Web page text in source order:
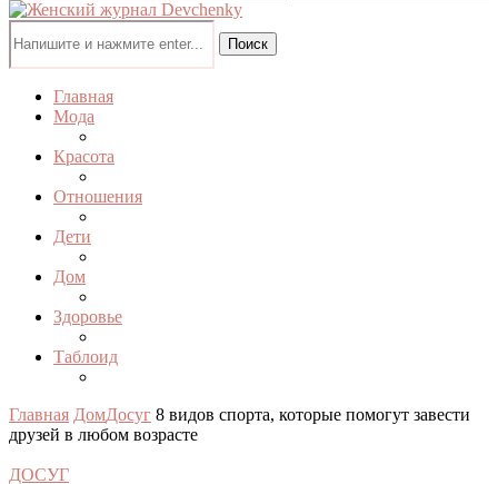
Поиск
Главная
Мода
Красота
Отношения
Дети
Дом
Здоровье
Таблоид
Главная ДомДосуг 8 видов спорта, которые помогут завести
друзей в любом возрасте
ДОСУГ